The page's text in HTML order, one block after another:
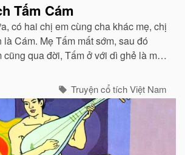
Tấm Cám
có hai chị em cùng cha khác mẹ, chị
là Cám. Mẹ Tấm mất sớm, sau đó
cũng qua đời, Tấm ở với dì ghẻ là mẹ
Truyện cổ tích Việt Nam